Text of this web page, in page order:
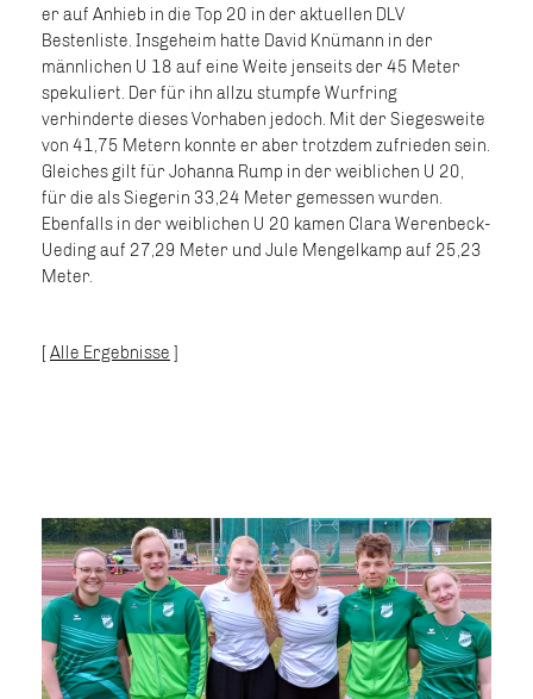
er auf Anhieb in die Top 20 in der aktuellen DLV
Bestenliste. Insgeheim hatte David Knümann in der
männlichen U 18 auf eine Weite jenseits der 45 Meter
spekuliert. Der für ihn allzu stumpfe Wurfring
verhinderte dieses Vorhaben jedoch. Mit der Siegesweite
von 41,75 Metern konnte er aber trotzdem zufrieden sein.
Gleiches gilt für Johanna Rump in der weiblichen U 20,
für die als Siegerin 33,24 Meter gemessen wurden.
Ebenfalls in der weiblichen U 20 kamen Clara Werenbeck-
Ueding auf 27,29 Meter und Jule Mengelkamp auf 25,23
Meter.
[Alle Ergebnisse ]